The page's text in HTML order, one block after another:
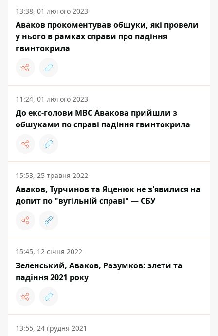
13:38, 01 лютого 2023
Аваков прокоментував обшуки, які провели
у нього в рамках справи про падіння
гвинтокрила
11:24, 01 лютого 2023
До екс-голови МВС Авакова прийшли з
обшуками по справі падіння гвинтокрила
15:53, 25 травня 2022
Аваков, Турчинов та Яценюк не з'явилися на
допит по "вугільній справі" — СБУ
15:45, 12 січня 2022
Зеленський, Аваков, Разумков: злети та
падіння 2021 року
13:55, 24 грудня 2021